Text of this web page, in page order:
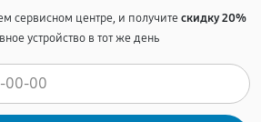
сервисном центре, и получитескидку 20%
устройство в тот же день